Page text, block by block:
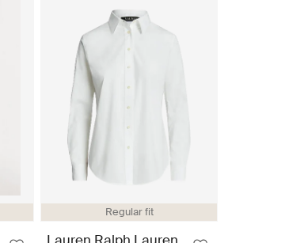
Regular fit